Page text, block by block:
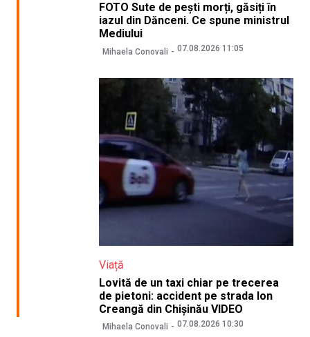
FOTO Sute de pești morți, găsiți în
iazul din Dănceni. Ce spune ministrul
Mediului
Mihaela Conovali 07.08.2026 11:05
Viață
Lovită de un taxi chiar pe trecerea
de pietoni: accident pe strada Ion
Creangă din Chișinău VIDEO
Mihaela Conovali 07.08.2026 10:30